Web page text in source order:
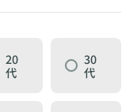
20
代
30
代